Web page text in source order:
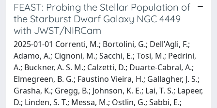
FEAST: Probing the Stellar Population of
the Starburst Dwarf Galaxy NGC 4449
with JWST/NIRCam
2025-01-01 Correnti, M.; Bortolini, G.; Dell'Agli, F.;
Adamo, A.; Cignoni, M.; Sacchi, E.; Tosi, M.; Pedrini,
A.; Buckner, A. S. M.; Calzetti, D.; Duarte-Cabral, A.;
Elmegreen, B. G.; Faustino Vieira, H.; Gallagher, J. S.;
Grasha, K.; Gregg, B.; Johnson, K. E.; Lai, T. S.; Lapeer,
D.; Linden, S. T.; Messa, M.; Ostlin, G.; Sabbi, E.;